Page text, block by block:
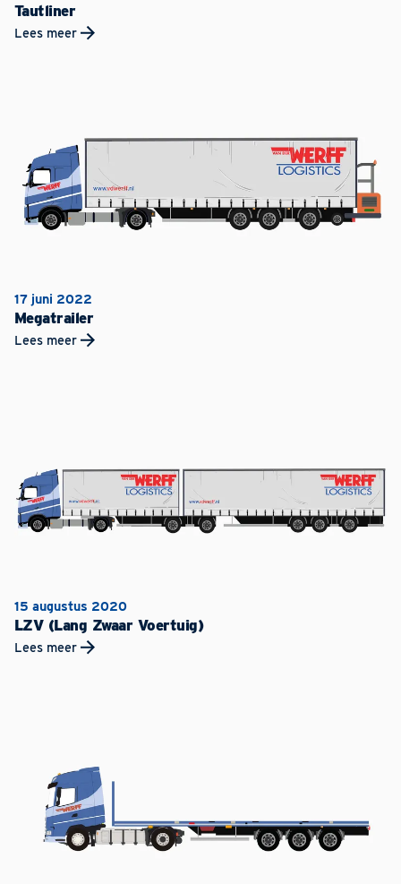
Tautliner
Lees meer
17 juni 2022
Megatrailer
Lees meer
15 augustus 2020
LZV (Lang Zwaar Voertuig)
Lees meer